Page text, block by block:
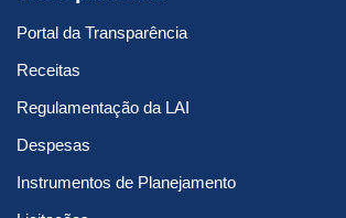
Portal da Transparência
Receitas
Regulamentação da LAI
Despesas
Instrumentos de Planejamento